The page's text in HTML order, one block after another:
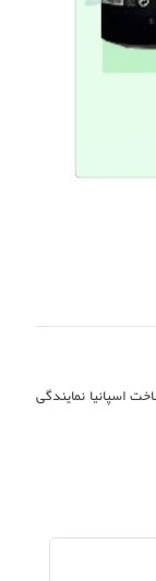
اسپانیا نمایندگی